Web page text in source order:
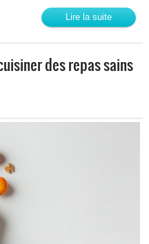
Lire la suite
des repas sains